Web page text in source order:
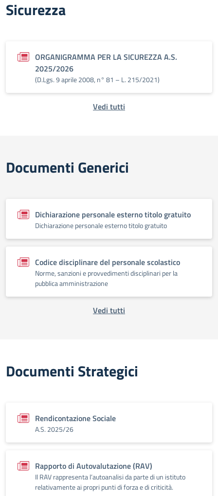
Sicurezza
ORGANIGRAMMA PER LA SICUREZZA A.S.
2025/2026
(D.Lgs. 9 aprile 2008, n° 81 – L. 215/2021)
Vedi tutti
Documenti Generici
Dichiarazione personale esterno titolo gratuito
Dichiarazione personale esterno titolo gratuito
Codice disciplinare del personale scolastico
Norme, sanzioni e provvedimenti disciplinari per la
pubblica amministrazione
Vedi tutti
Documenti Strategici
Rendicontazione Sociale
A.S. 2025/26
Rapporto di Autovalutazione (RAV)
Il RAV rappresenta l’autoanalisi da parte di un istituto
relativamente ai propri punti di forza e di criticità.